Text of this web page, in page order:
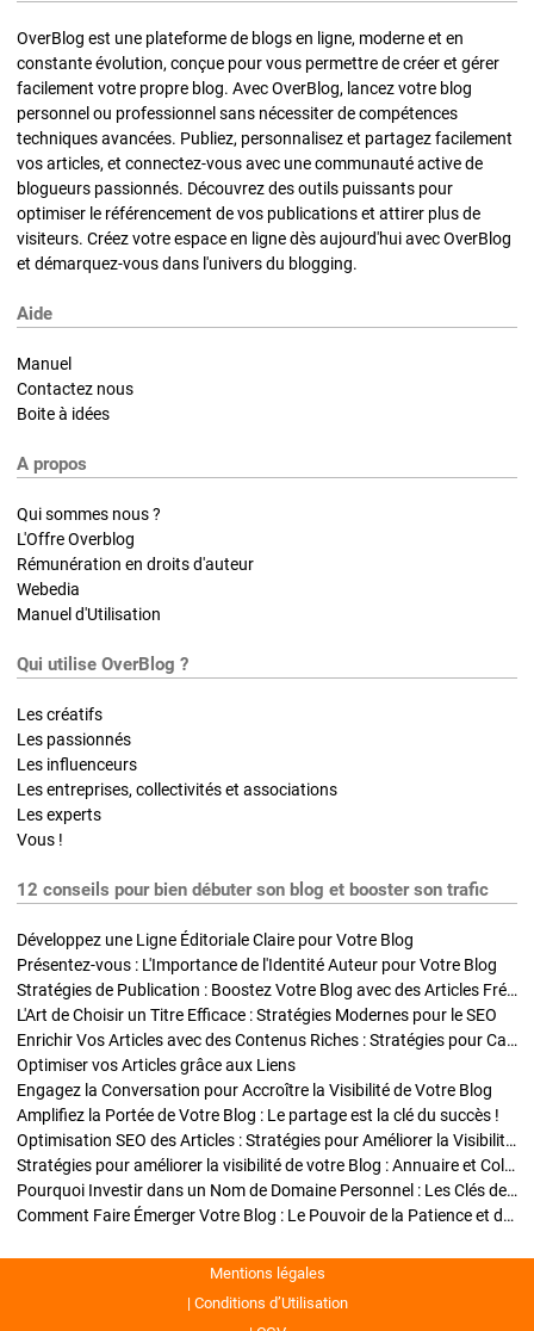
OverBlog est une plateforme de blogs en ligne, moderne et en
constante évolution, conçue pour vous permettre de créer et gérer
facilement votre propre blog. Avec OverBlog, lancez votre blog
personnel ou professionnel sans nécessiter de compétences
techniques avancées. Publiez, personnalisez et partagez facilement
vos articles, et connectez-vous avec une communauté active de
blogueurs passionnés. Découvrez des outils puissants pour
optimiser le référencement de vos publications et attirer plus de
visiteurs. Créez votre espace en ligne dès aujourd'hui avec OverBlog
et démarquez-vous dans l'univers du blogging.
Aide
Manuel
Contactez nous
Boite à idées
A propos
Qui sommes nous ?
L'Offre Overblog
Rémunération en droits d'auteur
Webedia
Manuel d'Utilisation
Qui utilise OverBlog ?
Les créatifs
Les passionnés
Les influenceurs
Les entreprises, collectivités et associations
Les experts
Vous !
12 conseils pour bien débuter son blog et booster son trafic
Développez une Ligne Éditoriale Claire pour Votre Blog
Présentez-vous : L'Importance de l'Identité Auteur pour Votre Blog
Stratégies de Publication : Boostez Votre Blog avec des Articles Fréquents et Exclusifs
L'Art de Choisir un Titre Efficace : Stratégies Modernes pour le SEO
Enrichir Vos Articles avec des Contenus Riches : Stratégies pour Captiver et Optimiser
Optimiser vos Articles grâce aux Liens
Engagez la Conversation pour Accroître la Visibilité de Votre Blog
Amplifiez la Portée de Votre Blog : Le partage est la clé du succès !
Optimisation SEO des Articles : Stratégies pour Améliorer la Visibilité de Votre Blog
Stratégies pour améliorer la visibilité de votre Blog : Annuaire et Collaborations
Pourquoi Investir dans un Nom de Domaine Personnel : Les Clés de la Réussite de Votre Blog
Comment Faire Émerger Votre Blog : Le Pouvoir de la Patience et de la Persévérance
Mentions légales
Conditions d’Utilisation